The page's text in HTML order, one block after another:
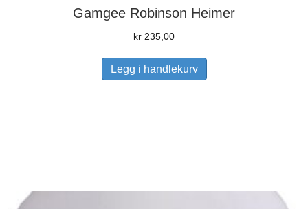
Gamgee Robinson Heimer
kr 235,00
Legg i handlekurv